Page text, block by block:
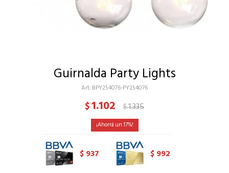
Guirnalda Party Lights
BPY254076-PY254076
$1.102 $1.335
17
$ 937 $ 992